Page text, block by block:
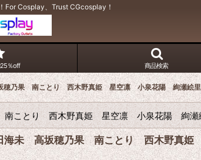
For Cosplay、Trust CGcosplay！
％off 商品検索
穂乃果 南ことり 西木野真姫 星空凛 小泉花陽 絢瀬絵
南ことり 西木野真姫 星空凛 小泉花陽 絢
未 高坂穂乃果 南ことり 西木野真